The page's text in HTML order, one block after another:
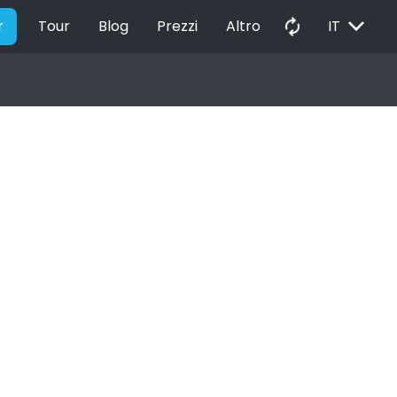
Tour Blog Prezzi Altro autorenew IT EXPAND_MORE